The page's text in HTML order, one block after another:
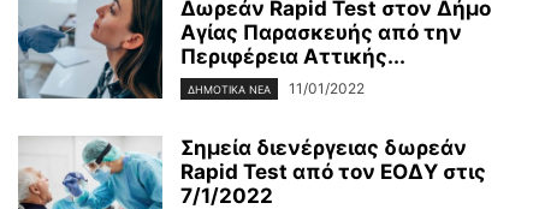
Δωρεάν Rapid Test στον Δήμο
Αγίας Παρασκευής από την
Περιφέρεια Αττικής...
ΔΗΜΟΤΙΚΑ ΝΕΑ 11/01/2022
Σημεία διενέργειας δωρεάν
Rapid Test από τον ΕΟΔΥ στις
7/1/2022